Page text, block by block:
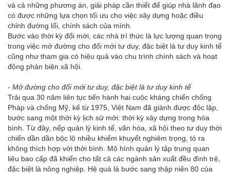
và cả những phương án, giải pháp cần thiết để giúp nhà lãnh đạo
có được những lựa chọn tối ưu cho việc xây dựng hoặc điều
chỉnh đường lối, chính sách của mình.
Bước vào thời kỳ đổi mới, các nhà trí thức là lực lượng quan trọng
trong việc mở đường cho đổi mới tư duy, đặc biệt là tư duy kinh tế
cũng như tham gia có hiệu quả vào chu trình chính sách và hoạt
động phản biện xã hội.
- Mởđường cho đổi mới tư duy, đặc biệt là tư duy kinh tế
Trải qua 30 năm liên tục tiến hành hai cuộc kháng chiến chống
Pháp và chống Mỹ, kể từ 1975, Việt Nam đã giành được độc lập,
bước sang một thời kỳ lịch sử mới: thời kỳ xây dựng trong hòa
bình. Từ đây, nếp quản lý kinh tế, văn hóa, xã hội theo tư duy thời
chiến dần dần bộc lộ nhiều khiếm khuyết nghiêm trọng, tỏ ra
không thích hợp với thời bình. Mô hình quản lý tập trung quan
liêu bao cấp đã khiến cho tất cả các ngành sản xuất đều đình trệ,
đặc biệt là nông nghiệp. Hệ quả là bước sang thập niên 80 của